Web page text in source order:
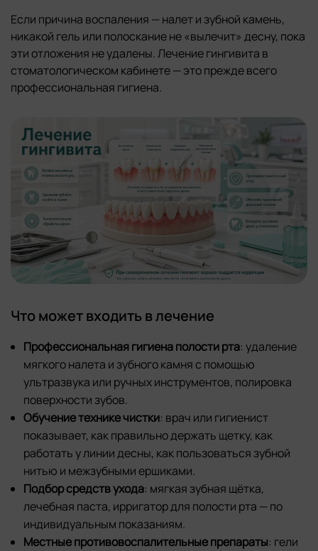
Если причина воспаления — налет и зубной камень,
никакой гель или полоскание не «вылечит» десну, пока
эти отложения не удалены. Лечение гингивита в
стоматологическом кабинете — это прежде всего
профессиональная гигиена.
Что может входить в лечение
Профессиональная гигиена полости рта: удаление
мягкого налета и зубного камня с помощью
ультразвука или ручных инструментов, полировка
поверхности зубов.
Обучение технике чистки: врач или гигиенист
показывает, как правильно держать щетку, как
работать у линии десны, как пользоваться зубной
нитью и межзубными ершиками.
Подбор средств ухода: мягкая зубная щётка,
лечебная паста, ирригатор для полости рта — по
индивидуальным показаниям.
Местные противовоспалительные препараты: гели